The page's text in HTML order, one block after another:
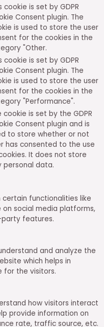
cookie is set by GDPR
Consent plugin. The
is used to store the user
for the cookies in the
"Other.
cookie is set by GDPR
Consent plugin. The
is used to store the user
for the cookies in the
"Performance".
cookie is set by the GDPR
Consent plugin and is
to store whether or not
has consented to the use
It does not store
personal data.
functionalities like
social media platforms,
features.
and analyze the
which helps in
for the visitors.
how visitors interact
provide information on
rate, traffic source, etc.